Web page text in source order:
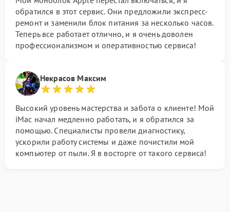
обратился в этот сервис. Они предложили экспресс-
ремонт и заменили блок питания за несколько часов.
Теперь все работает отлично, и я очень доволен
профессионализмом и оперативностью сервиса!
Некрасов Максим
Высокий уровень мастерства и забота о клиенте! Мой
iMac начал медленно работать, и я обратился за
помощью. Специалисты провели диагностику,
ускорили работу системы и даже почистили мой
компьютер от пыли. Я в восторге от такого сервиса!